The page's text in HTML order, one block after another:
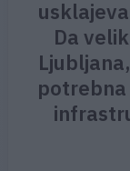
Da